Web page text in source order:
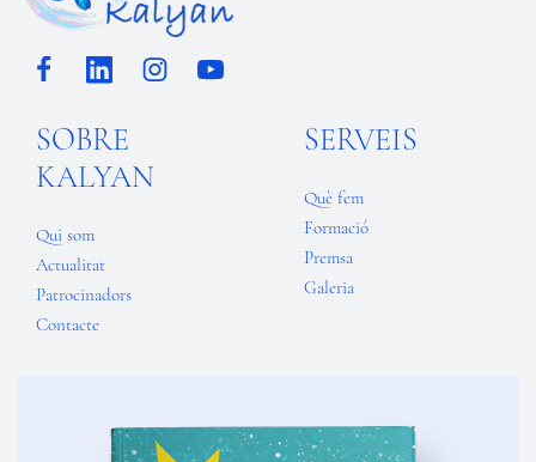
SOBRE
KALYAN
Qui som
Actualitat
Patrocinadors
Contacte
SERVEIS
Què fem
Formació
Premsa
Galeria